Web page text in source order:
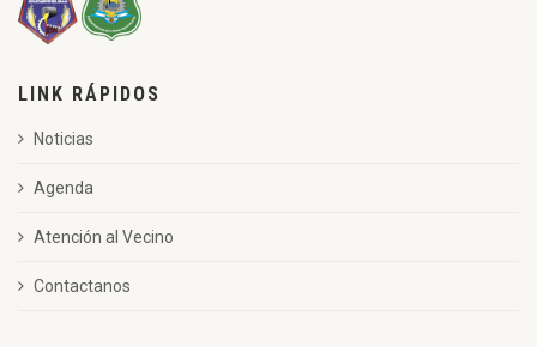
LINK RÁPIDOS
Noticias
Agenda
Atención al Vecino
Contactanos